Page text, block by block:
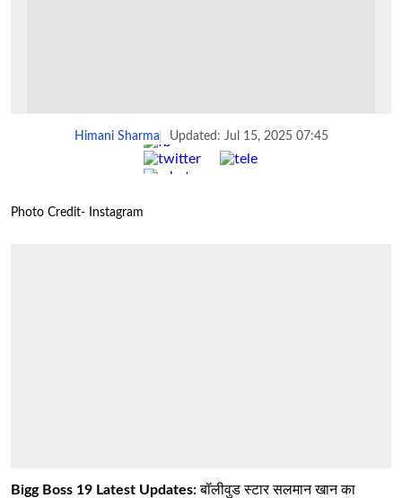
Himani Sharma Updated: Jul 15, 2025 07:45
Share :
Photo Credit- Instagram
Bigg Boss 19 Latest Updates:बॉलीवुड स्टार सलमान खान का